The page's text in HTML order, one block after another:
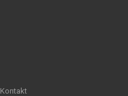
Kontakt